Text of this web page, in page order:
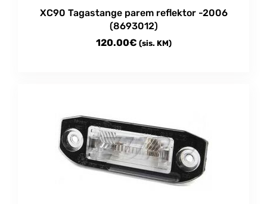
XC90 Tagastange parem reflektor -2006
(8693012)
120.00€ (sis. KM)